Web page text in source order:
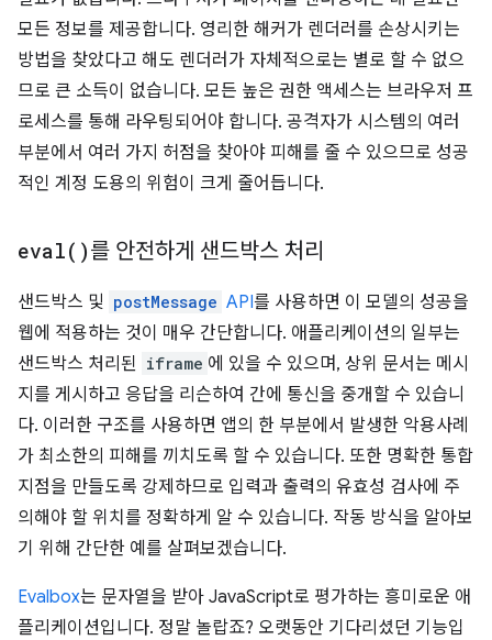
모든 정보를 제공합니다. 영리한 해커가 렌더러를 손상시키는
방법을 찾았다고 해도 렌더러가 자체적으로는 별로 할 수 없으
므로 큰 소득이 없습니다. 모든 높은 권한 액세스는 브라우저 프
로세스를 통해 라우팅되어야 합니다. 공격자가 시스템의 여러
부분에서 여러 가지 허점을 찾아야 피해를 줄 수 있으므로 성공
적인 계정 도용의 위험이 크게 줄어듭니다.
eval( )를 안전하게 샌드박스 처리
샌드박스 및 postMessage API를 사용하면 이 모델의 성공을
웹에 적용하는 것이 매우 간단합니다. 애플리케이션의 일부는
샌드박스 처리된 iframe 에 있을 수 있으며, 상위 문서는 메시
지를 게시하고 응답을 리슨하여 간에 통신을 중개할 수 있습니
다. 이러한 구조를 사용하면 앱의 한 부분에서 발생한 악용사례
가 최소한의 피해를 끼치도록 할 수 있습니다. 또한 명확한 통합
지점을 만들도록 강제하므로 입력과 출력의 유효성 검사에 주
의해야 할 위치를 정확하게 알 수 있습니다. 작동 방식을 알아보
기 위해 간단한 예를 살펴보겠습니다.
Evalbox는 문자열을 받아 JavaScript로 평가하는 흥미로운 애
플리케이션입니다. 정말 놀랍죠? 오랫동안 기다리셨던 기능입